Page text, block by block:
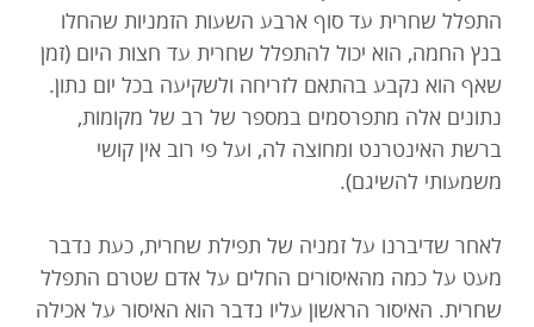
התפלל שחרית עד סוף ארבע השעות הזמניות שהחלו
בנץ החמה, הוא יכול להתפלל שחרית עד חצות היום (זמן
שאף הוא נקבע בהתאם לזריחה ולשקיעה בכל יום נתון.
נתונים אלה מתפרסמים במספר של רב של מקומות,
ברשת האינטרנט ומחוצה לה, ועל פי רוב אין קושי
משמעותי להשיגם).
לאחר שדיברנו על זמניה של תפילת שחרית, כעת נדבר
מעט על כמה מהאיסורים החלים על אדם שטרם התפלל
שחרית. האיסור הראשון עליו נדבר הוא האיסור על אכילה